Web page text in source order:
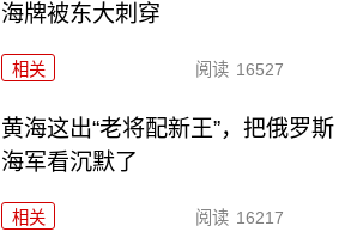
海牌被东大刺穿
相关 阅读 16527
黄海这出“老将配新王”，把俄罗斯
海军看沉默了
相关 阅读 16217